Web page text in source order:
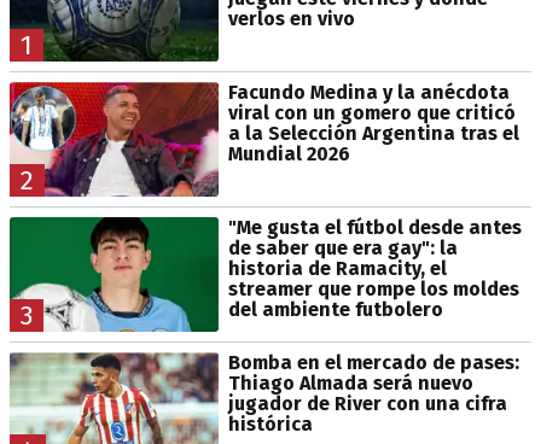
1
verlos en vivo
2
Facundo Medina y la anécdota
viral con un gomero que criticó
a la Selección Argentina tras el
Mundial 2026
3
"Me gusta el fútbol desde antes
de saber que era gay": la
historia de Ramacity, el
streamer que rompe los moldes
del ambiente futbolero
Bomba en el mercado de pases:
Thiago Almada será nuevo
jugador de River con una cifra
histórica